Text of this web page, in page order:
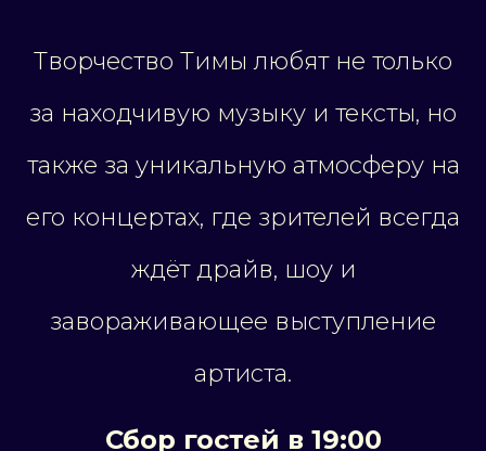
Творчество Тимы любят не только
за находчивую музыку и тексты, но
также за уникальную атмосферу на
его концертах, где зрителей всегда
ждёт драйв, шоу и
завораживающее выступление
артиста.
Сбор гостей в 19:00